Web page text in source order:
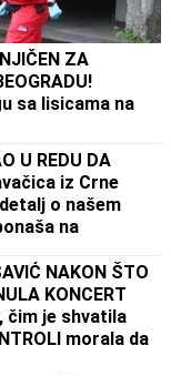
ZA
sa lisicama na
U REDU DA
iz Crne
o našem
na
NAKON ŠTO
KONCERT
čim je shvatila
morala da